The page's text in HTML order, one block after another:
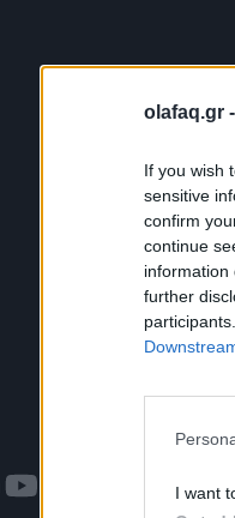
olafaq.gr -
If you wish
sensitive
confirm
continue
information
further
I want